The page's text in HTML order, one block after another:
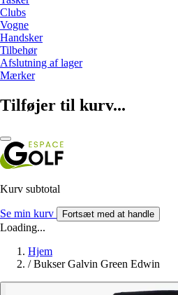
Clubs
Vogne
Handsker
Tilbehør
Afslutning af lager
Mærker
Tilføjer til kurv...
Kurv subtotal
Se min kurv Fortsæt med at handle
Loading...
Hjem
/ Bukser Galvin Green Edwin